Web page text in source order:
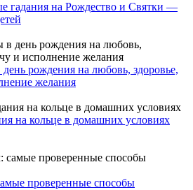
гадания на Рождество и Святки —
рождения на любовь, здоровье,
желания
на кольце в домашних условиях
проверенные способы